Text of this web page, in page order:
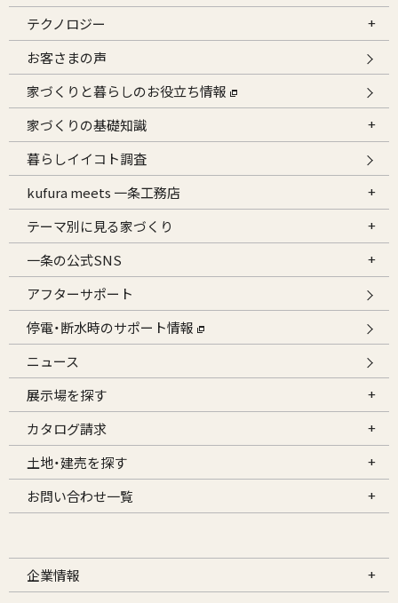
テクノロジー
お客さまの声
家づくりと暮らしのお役立ち情報
家づくりの基礎知識
暮らしイイコト調査
kufura meets 一条工務店
テーマ別に見る家づくり
一条の公式SNS
アフターサポート
停電・断水時のサポート情報
ニュース
展示場を探す
カタログ請求
土地・建売を探す
お問い合わせ一覧
企業情報